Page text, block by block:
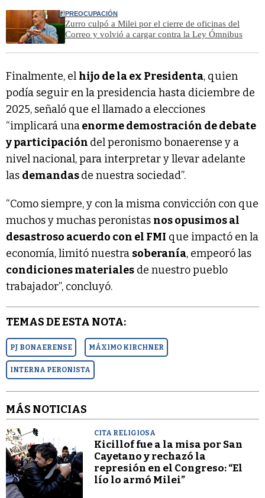
PREOCUPACIÓN
Zurro culpó a Milei por el cierre de oficinas del
Correo y volvió a cargar contra la Ley Ómnibus
Finalmente, el hijo de la ex Presidenta, quien
podía seguir en la presidencia hasta diciembre de
2025, señaló que el llamado a elecciones
“implicará unaenorme demostración de debate
y participación del peronismo bonaerense y a
nivel nacional, para interpretar y llevar adelante
las demandasde nuestra sociedad”.
“Como siempre, y con la misma convicción con que
muchos y muchas peronistas nos opusimos al
desastroso acuerdo con el FMI que impactó en la
economía, limitó nuestra soberanía, empeoró las
condiciones materiales de nuestro pueblo
trabajador”, concluyó.
TEMAS DE ESTA NOTA:
PJ BONAERENSE MÁXIMO KIRCHNER
INTERNA PERONISTA
MÁS NOTICIAS
CITA RELIGIOSA
Kicillof fue a la misa por San
Cayetano y rechazó la
represión en el Congreso: “El
lío lo armó Milei”